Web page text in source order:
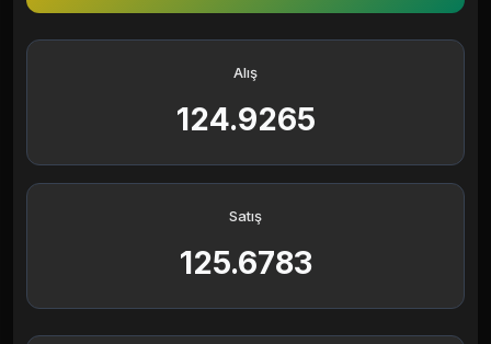
Alış
124.9265
Satış
125.6783